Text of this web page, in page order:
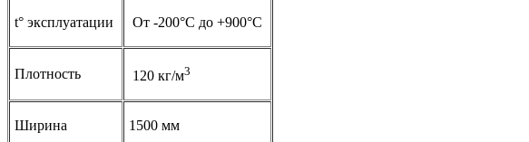
t° эксплуатации От -200°С до +900°С
Плотность 120 кг/м3
Ширина 1500 мм